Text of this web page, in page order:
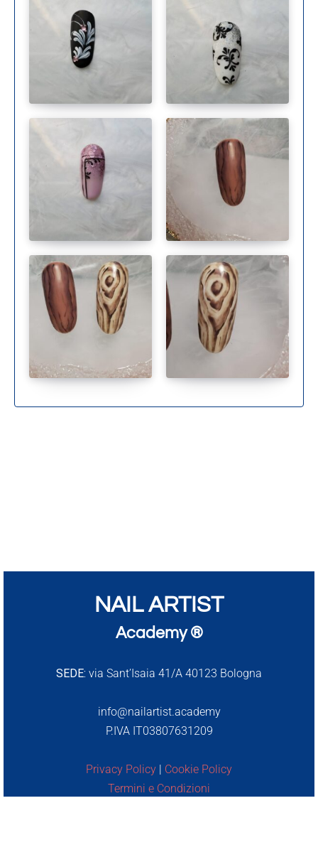
NAIL ARTIST
Academy ®
SEDE: via Sant’Isaia 41/A 40123 Bologna
info@nailartist.academy
P.IVA IT03807631209
Privacy Policy | Cookie Policy
Termini e Condizioni